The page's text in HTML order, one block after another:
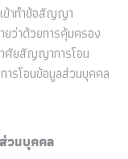
ข้าทำข้อสัญญา
ว่าด้วยการคุ้มครอง
าศัยสัญญาการโอน
ารโอนข้อมูลส่วนบุคคล
วนบุคคล